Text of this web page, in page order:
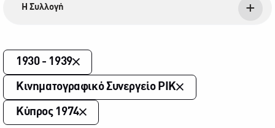
Η Συλλογή
1930 - 1939
Κινηματογραφικό Συνεργείο ΡΙΚ
Κύπρος 1974